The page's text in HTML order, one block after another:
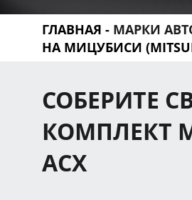
ГЛАВНАЯ - МАРКИ
НА МИЦУБИСИ
СОБЕРИТЕ
КОМПЛЕКТ
АСХ